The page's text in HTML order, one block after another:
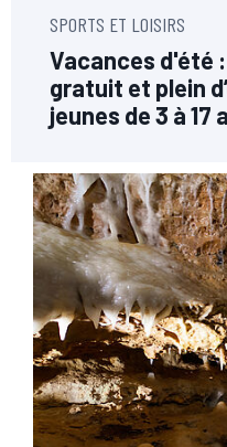
SPORTS ET LOISIRS
Vacances d'été
gratuit et plein
jeunes de 3 à 17